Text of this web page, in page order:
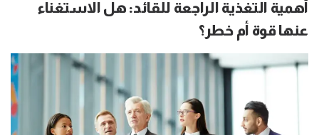
أهمية التغذية الراجعة للقائد: هل الاستغناء
عنها قوة أم خطر؟